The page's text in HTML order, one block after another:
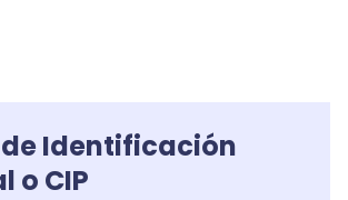
Identificación
o CIP